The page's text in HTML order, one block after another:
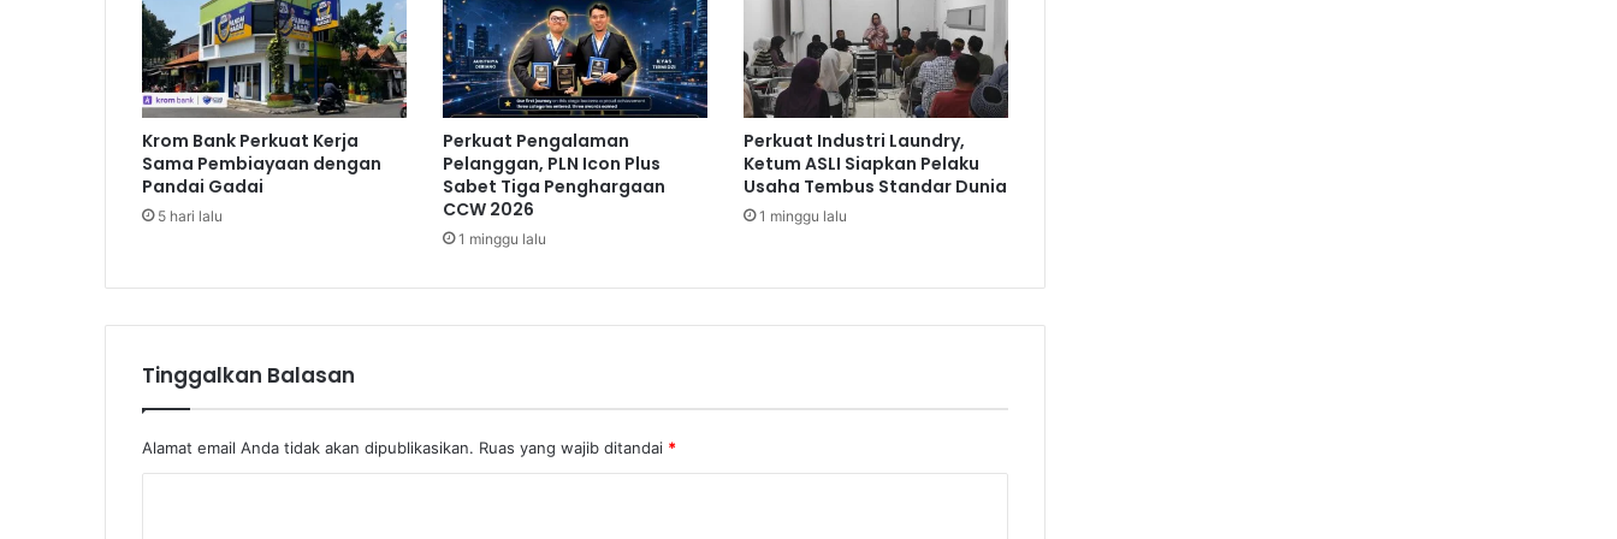
k
a
t
S
e
l
e
s
a
n
t
u
s
g
a
d
u
a
n
T
H
Krom Bank Perkuat Kerja
Sama Pembiayaan dengan
Pandai Gadai
5 hari lalu
Perkuat Pengalaman
Pelanggan, PLN Icon Plus
Sabet Tiga Penghargaan
CCW 2026
1 minggu lalu
Perkuat Industri Laundry,
Ketum ASLI Siapkan Pelaku
Usaha Tembus Standar Dunia
1 minggu lalu
Tinggalkan Balasan
Alamat email Anda tidak akan dipublikasikan. Ruas yang wajib ditandai *